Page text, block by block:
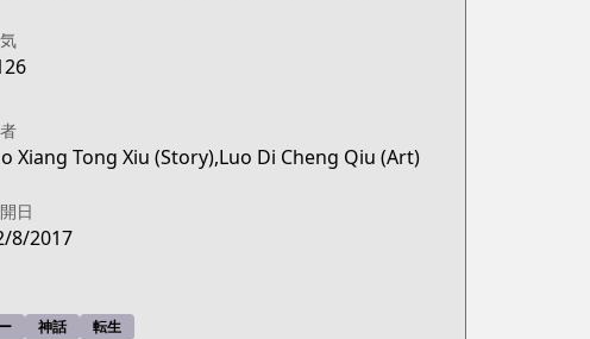
Xiang Tong Xiu (Story),Luo Di Cheng Qiu (Art)
日
8/2017
神話 転生